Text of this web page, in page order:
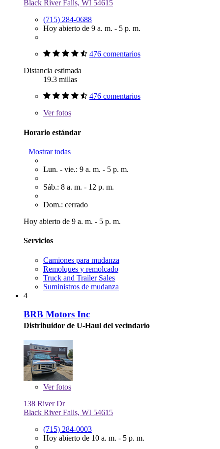
Black River Falls, WI 54615
(715) 284-0688
Hoy abierto de 9 a. m. - 5 p. m.
476 comentarios
Distancia estimada
19.3 millas
476 comentarios
Verfotos
Horario estándar
Mostrar todas
Lun. - vie.: 9 a. m. - 5 p. m.
Sáb.: 8 a. m. - 12 p. m.
Dom.: cerrado
Hoy abierto de 9 a. m. - 5 p. m.
Servicios
Camiones para mudanza
Remolques y remolcado
Truck and Trailer Sales
Suministros de mudanza
4
BRB Motors Inc
Distribuidor de U-Haul del vecindario
Verfotos
138 River Dr
Black River Falls, WI 54615
(715) 284-0003
Hoy abierto de 10 a. m. - 5 p. m.